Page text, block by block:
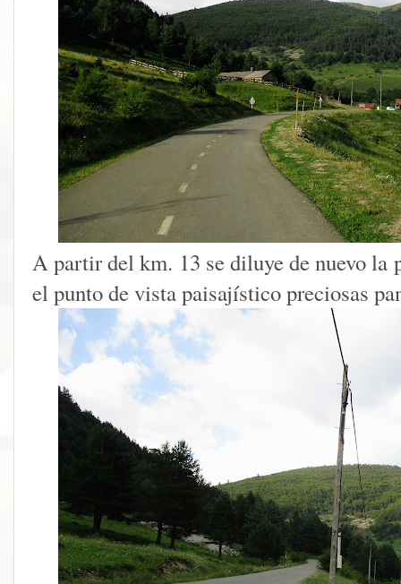
A partir del km. 13 se diluye de nuevo la
el punto de vista paisajístico preciosas